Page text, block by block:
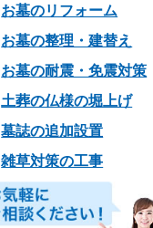
お墓のリフォーム
お墓の整理・建替え
お墓の耐震・免震対策
土葬の仏様の堀上げ
墓誌の追加設置
雑草対策の工事